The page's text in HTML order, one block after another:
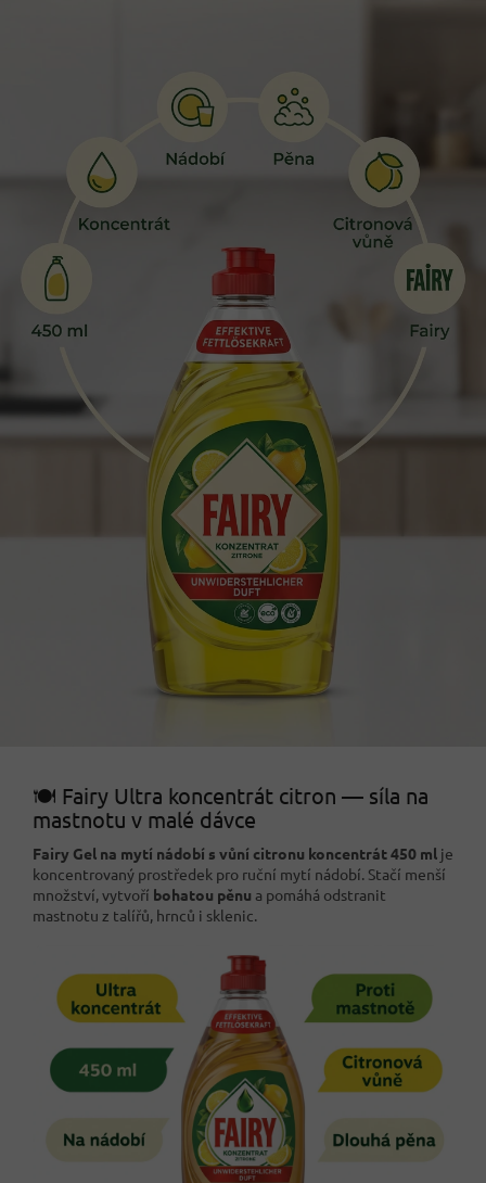
🍽️ Fairy Ultra koncentrát citron — síla na
mastnotu v malé dávce
Fairy Gel na mytí nádobí s vůní citronu koncentrát 450 ml je
koncentrovaný prostředek pro ruční mytí nádobí. Stačí menší
množství, vytvoří bohatou pěnu a pomáhá odstranit
mastnotu z talířů, hrnců i sklenic.